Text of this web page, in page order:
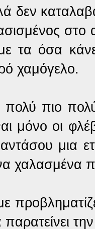
δεν
τα όσα
χαμόγελο.
πολύ πιο
μόνο οι
μια
χαλασμένα